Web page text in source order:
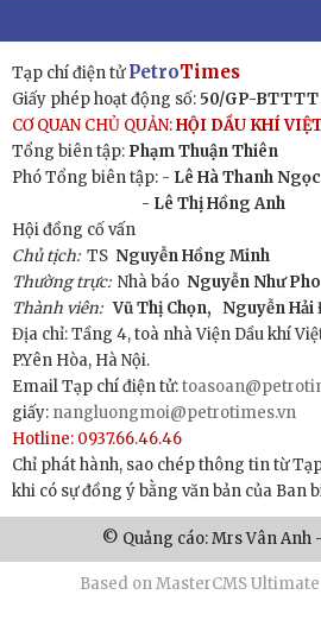
Tạp chí điện tửPetroTimes
Giấy phép hoạt động số: 50/GP-BTTTT
CƠ QUAN CHỦ QUẢN:HỘI DẦU KHÍ
Tổng biên tập: Phạm Thuận Thiên
Phó Tổng biên tập: - Lê Hà Thanh Ngọc
- Lê Thị Hồng Anh
Hội đồng cố vấn
Chủ tịch:TS Nguyễn Hồng Minh
Thường trực: Nhà báo Nguyễn Như
Thành viên: Vũ Thị Chọn, Nguyễn Hải
Địa chỉ: Tầng 4, toà nhà Viện Dầu khí
P.Yên Hòa, Hà Nội.
Email Tạp chí điện tử:
giấy: nangluongmoi@petrotimes.vn
Hotline: 0937.66.46.46
Chỉ phát hành, sao chép thông tin từ
khi có sự đồng ý bằng văn bản của Ban
© Quảng cáo: Mrs Vân Anh
Based on MasterCMS